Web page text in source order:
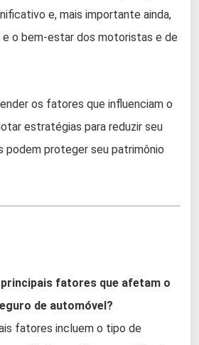
e, mais importante ainda,
e o bem-estar dos motoristas e de
os fatores que influenciam o
estratégias para reduzir seu
podem proteger seu patrimônio
fatores que afetam o
de automóvel?
fatores incluem o tipo de